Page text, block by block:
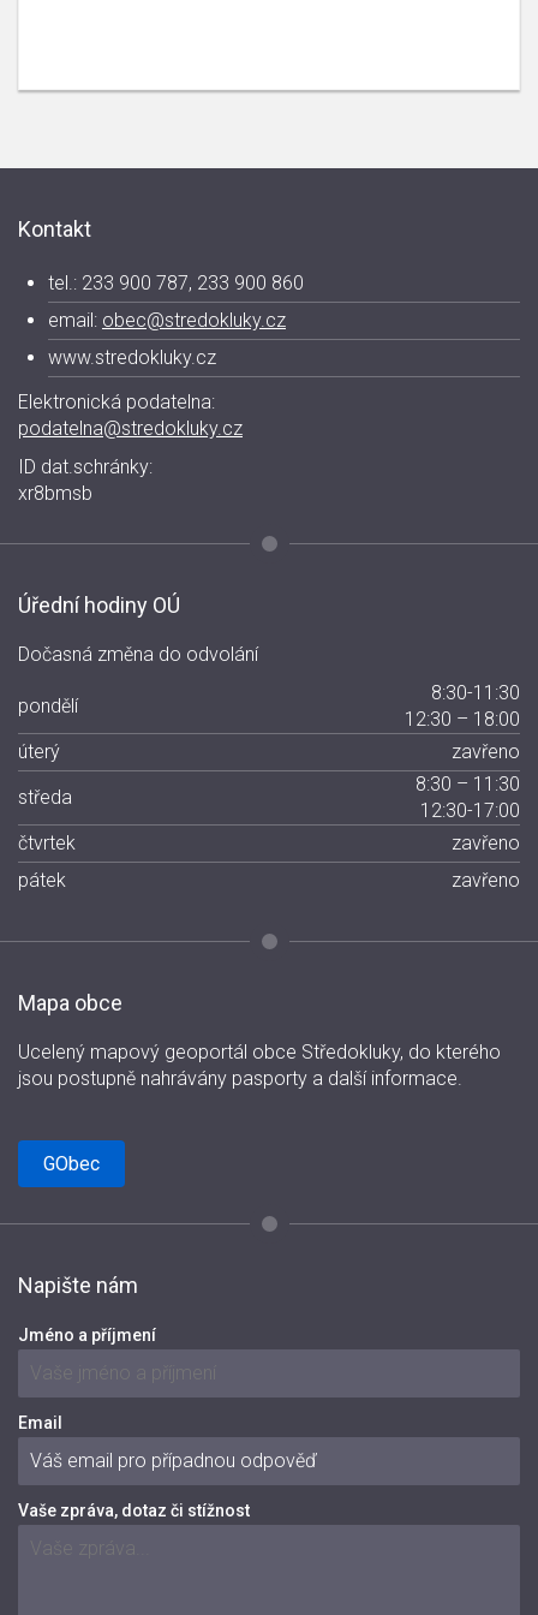
Kontakt
tel.: 233 900 787, 233 900 860
email: obec@stredokluky.cz
www.stredokluky.cz
Elektronická podatelna:
podatelna@stredokluky.cz
ID dat.schránky:
xr8bmsb
Úřední hodiny OÚ
Dočasná změna do odvolání
pondělí
8:30-11:30
12:30 – 18:00
úterý
zavřeno
středa
8:30 – 11:30
12:30-17:00
čtvrtek
zavřeno
pátek
zavřeno
Mapa obce
Ucelený mapový geoportál obce Středokluky, do kterého
jsou postupně nahrávány pasporty a další informace.
GObec
Napište nám
Jméno a příjmení
Email
Vaše zpráva, dotaz či stížnost